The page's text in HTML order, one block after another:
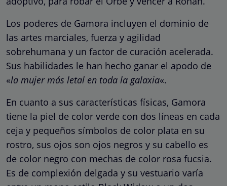
Los poderes de Gamora incluyen el dominio de
las artes marciales, fuerza y ​​agilidad
sobrehumana y un factor de curación acelerada.
Sus habilidades le han hecho ganar el apodo de
«la mujer más letal en toda la galaxia«.
En cuanto a sus características físicas, Gamora
tiene la piel de color verde con dos líneas en cada
ceja y pequeños símbolos de color plata en su
rostro, sus ojos son ojos negros y su cabello es
de color negro con mechas de color rosa fucsia.
Es de complexión delgada y su vestuario varía